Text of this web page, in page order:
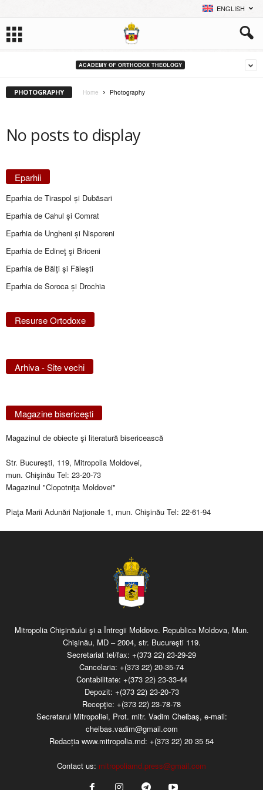
ENGLISH
ACADEMY OF ORTHODOX THEOLOGY
PHOTOGRAPHY Home Photography
No posts to display
Eparhii
Eparhia de Tiraspol și Dubăsari
Eparhia de Cahul și Comrat
Eparhia de Ungheni și Nisporeni
Eparhia de Edineţ şi Briceni
Eparhia de Bălţi şi Făleşti
Eparhia de Soroca și Drochia
Resurse Ortodoxe
Arhiva - Site vechi
Magazine bisericeşti
Magazinul de obiecte şi literatură bisericească
Str. Bucureşti, 119, Mitropolia Moldovei,
mun. Chişinău Tel: 23-20-73
Magazinul "Clopotniţa Moldovei"
Piaţa Marii Adunări Naţionale 1, mun. Chişinău Tel: 22-61-94
Mitropolia Chişinăului şi a Întregii Moldove. Republica Moldova, Mun.
Chişinău, MD – 2004, str. Bucureşti 119.
Secretariat tel/fax: +(373 22) 23-29-29
Cancelaria: +(373 22) 20-35-74
Contabilitate: +(373 22) 23-33-44
Depozit: +(373 22) 23-20-73
Recepţie: +(373 22) 23-78-78
Secretarul Mitropoliei, Prot. mitr. Vadim Cheibaş, e-mail:
cheibas.vadim@gmail.com
Redacția www.mitropolia.md: +(373 22) 20 35 54
Contact us: mitropoliamd.press@gmail.com